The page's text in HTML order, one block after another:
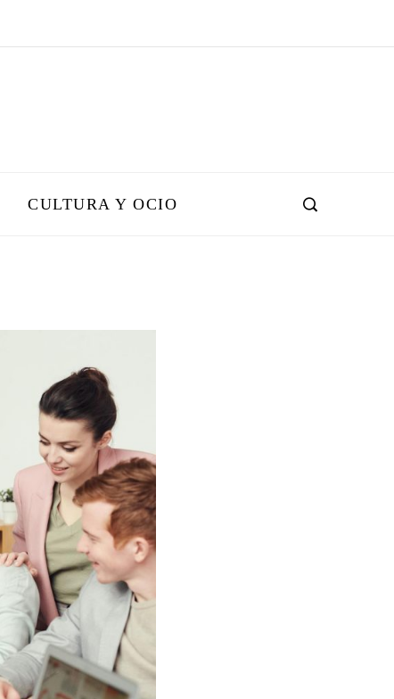
CULTURA Y OCIO